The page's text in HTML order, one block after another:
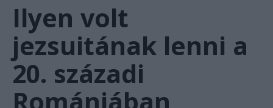
Ilyen volt
jezsuitának lenni a
20. századi